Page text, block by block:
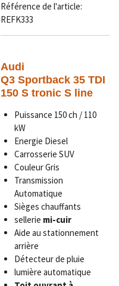
Référence de l'article:
REFK333
Audi
Q3 Sportback 35 TDI
150 S tronic S line
Puissance 150 ch / 110
kW
Energie Diesel
Carrosserie SUV
Couleur Gris
Transmission
Automatique
Sièges chauffants
sellerie mi-cuir
Aide au stationnement
arrière
Détecteur de pluie
lumière automatique